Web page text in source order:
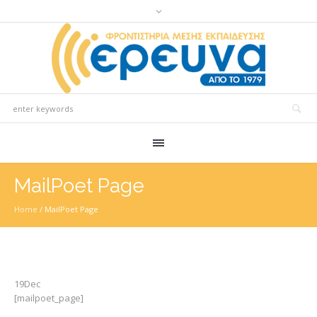
MailPoet Page
Home / MailPoet Page
19Dec
[mailpoet_page]